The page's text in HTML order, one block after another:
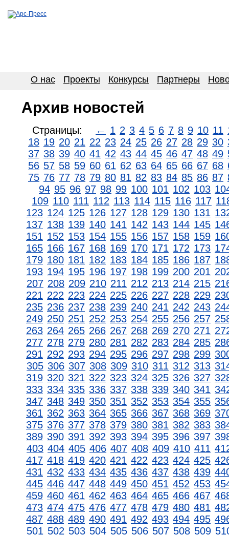
О нас Проекты Конкурсы Партнеры
Архив новостей
Страницы: ← 1 2 3 4 5 6 7 8 9 10 11
18 19 20 21 22 23 24 25 26 27 28 29 30
37 38 39 40 41 42 43 44 45 46 47 48 49
56 57 58 59 60 61 62 63 64 65 66 67 68
75 76 77 78 79 80 81 82 83 84 85 86 87
94 95 96 97 98 99 100 101 102 103
109 110 111 112 113 114 115 116 117
123 124 125 126 127 128 129 130 131
137 138 139 140 141 142 143 144 145
151 152 153 154 155 156 157 158 159
165 166 167 168 169 170 171 172 173
179 180 181 182 183 184 185 186 187
193 194 195 196 197 198 199 200 201
207 208 209 210 211 212 213 214 215
221 222 223 224 225 226 227 228 229
235 236 237 238 239 240 241 242 243
249 250 251 252 253 254 255 256 257
263 264 265 266 267 268 269 270 271
277 278 279 280 281 282 283 284 285
291 292 293 294 295 296 297 298 299
305 306 307 308 309 310 311 312 313
319 320 321 322 323 324 325 326 327
333 334 335 336 337 338 339 340 341
347 348 349 350 351 352 353 354 355
361 362 363 364 365 366 367 368 369
375 376 377 378 379 380 381 382 383
389 390 391 392 393 394 395 396 397
403 404 405 406 407 408 409 410 411
417 418 419 420 421 422 423 424 425
431 432 433 434 435 436 437 438 439
445 446 447 448 449 450 451 452 453
459 460 461 462 463 464 465 466 467
473 474 475 476 477 478 479 480 481
487 488 489 490 491 492 493 494 495
501 502 503 504 505 506 507 508 509